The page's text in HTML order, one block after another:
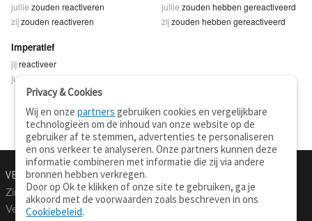
jullie zouden reactiveren
zijzouden reactiveren
jullie zouden hebben gereactiveerd
zijzouden hebben gereactiveerd
Imperatief
jijreactiveer
jullie
VERTALEN.NU
Zinnen vertalen
Verklarend woordenboek
Over deze site
Privacy & Cookies
Wij en onzepartners gebruiken cookies en vergelijkbare
technologieën om de inhoud van onze website op de
gebruiker af te stemmen, advertenties te personaliseren
en ons verkeer te analyseren. Onze partners kunnen deze
informatie combineren met informatie die zij via andere
bronnen hebben verkregen.
Door op Ok te klikken of onze site te gebruiken, ga je
akkoord met de voorwaarden zoals beschreven in ons
Cookiebeleid.